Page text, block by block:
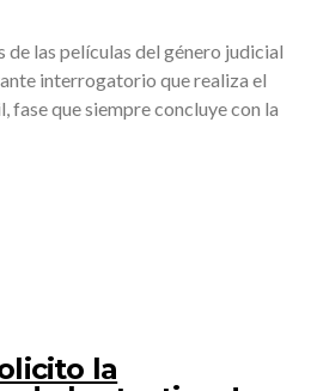
de las películas del género judicial
interrogatorio que realiza el
fase que siempre concluye con la
la